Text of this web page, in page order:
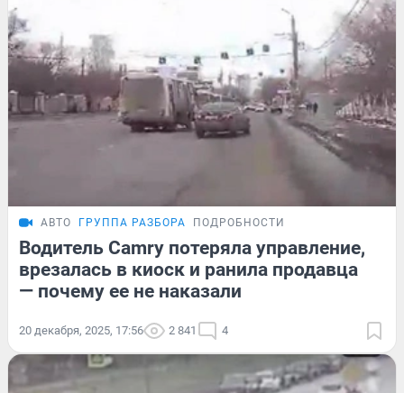
АВТО ГРУППА РАЗБОРА ПОДРОБНОСТИ
Водитель Camry потеряла управление,
врезалась в киоск и ранила продавца
— почему ее не наказали
20 декабря, 2025, 17:56 2 841 4